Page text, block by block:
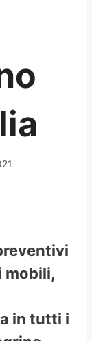
mobili,
in tutti i